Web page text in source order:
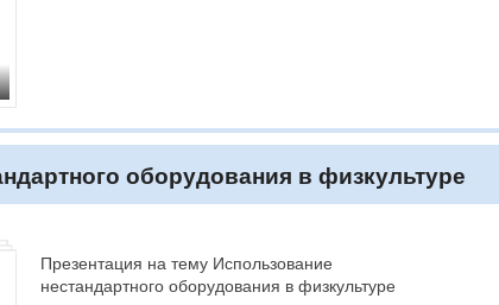
оборудования в физкультуре
Презентация на тему Использование
нестандартного оборудования в физкультуре